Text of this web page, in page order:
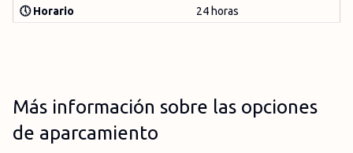
🕔 Horario
24 horas
Más información sobre las opciones
de aparcamiento